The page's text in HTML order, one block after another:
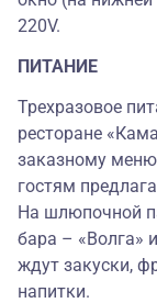
220V.
ПИТАНИЕ
Трехразовое
ресторане
заказному
гостям
На шлюпочной
бара – «Волга»
ждут закуски,
напитки.